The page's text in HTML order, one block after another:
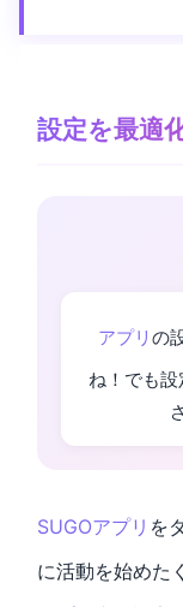
設定を最適
アプリ の
ね！でも
SUGOアプリ を
に活動を始めた